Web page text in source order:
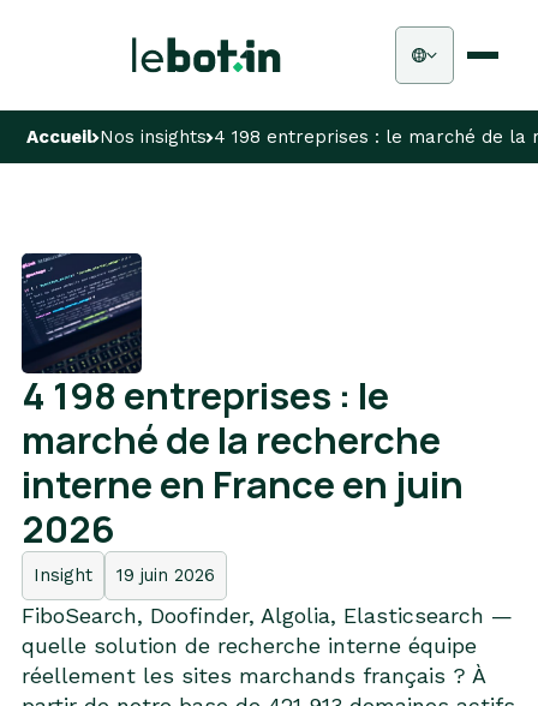
Accueil Nos insights 4 198 entreprises : le marché de la
4 198 entreprises : le
marché de la recherche
interne en France en juin
2026
Insight 19 juin 2026
FiboSearch, Doofinder, Algolia, Elasticsearch —
quelle solution de recherche interne équipe
réellement les sites marchands français ? À